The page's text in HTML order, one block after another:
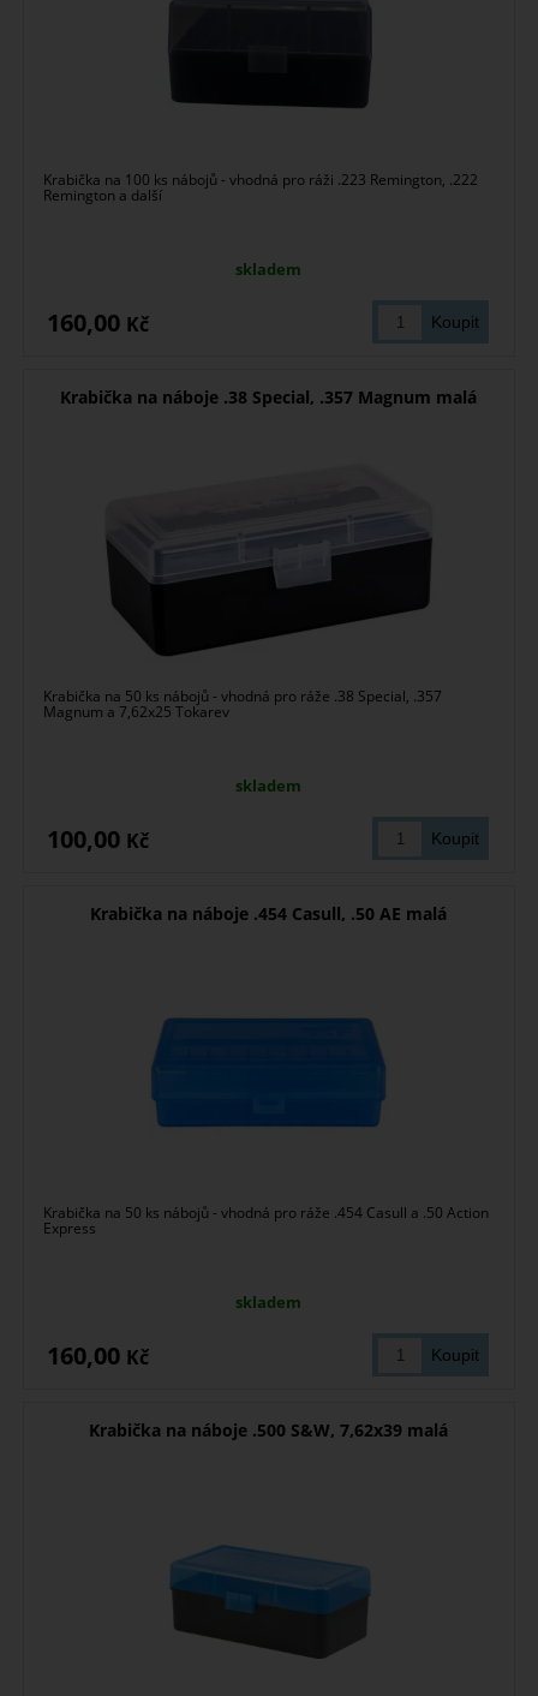
Krabička na 100 ks nábojů - vhodná pro ráži .223 Remington, .222
Remington a další
skladem
160,00 Kč
Krabička na náboje .38 Special, .357 Magnum malá
Krabička na 50 ks nábojů - vhodná pro ráže .38 Special, .357
Magnum a 7,62x25 Tokarev
skladem
100,00 Kč
Krabička na náboje .454 Casull, .50 AE malá
Krabička na 50 ks nábojů - vhodná pro ráže .454 Casull a .50 Action
Express
skladem
160,00 Kč
Krabička na náboje .500 S&W, 7,62x39 malá